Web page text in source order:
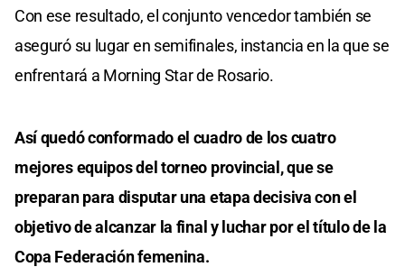
Con ese resultado, el conjunto vencedor también se
aseguró su lugar en semifinales, instancia en la que se
enfrentará a Morning Star de Rosario.
Así quedó conformado el cuadro de los cuatro
mejores equipos del torneo provincial, que se
preparan para disputar una etapa decisiva con el
objetivo de alcanzar la final y luchar por el título de la
Copa Federación femenina.